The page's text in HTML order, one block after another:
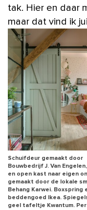
tak. Hier en daar
maar dat vind ik
Schuifdeur gemaakt door
Bouwbedrijf J. Van
en open kast naar eigen
gemaakt door de lokale
Behang Karwei. Boxspring
beddengoed Ikea.
geel tafeltje Kwantum.